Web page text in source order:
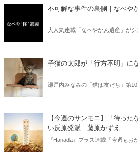
ある。元月刊『Hanada』編集部員
書評！
不可解な事件の裏側｜なべや
大人気連載「なべやかん遺産」が
信じるか信じないかは、あなた次第
子猫の太郎が「行方不明」に
瀬戸内みなみの「猫は友だち」第10
【今週のサンモニ】「待っ
い反原発派｜藤原かずえ
『Hanada』プラス連載「今週もお